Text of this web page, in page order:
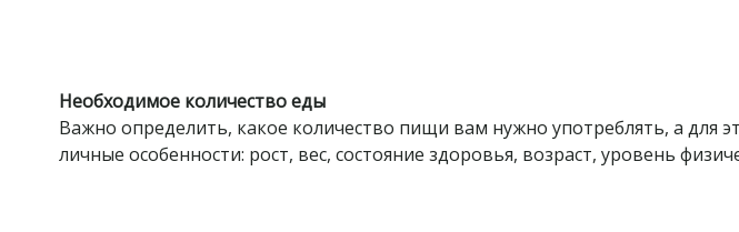
Необходимое количество еды
Важно определить, какое количество пищи вам нужно употреблять, а для
личные особенности: рост, вес, состояние здоровья, возраст, уровень